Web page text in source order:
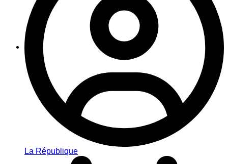
La République